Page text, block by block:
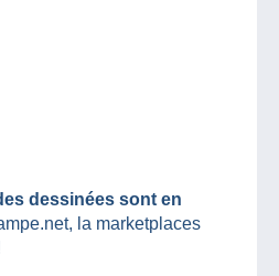
dessinées sont en
la marketplaces